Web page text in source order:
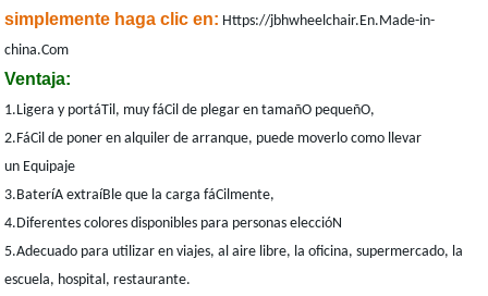
simplemente haga clic en: Https://jbhwheelchair.En.Made-in-
china.Com
Ventaja:
1.Ligera y portáTil, muy fáCil de plegar en tamañO pequeñO,
2.FáCil de poner en alquiler de arranque, puede moverlo como llevar
un Equipaje
3.BateríA extraíBle que la carga fáCilmente,
4.Diferentes colores disponibles para personas eleccióN
5.Adecuado para utilizar en viajes, al aire libre, la oficina, supermercado, la
escuela, hospital, restaurante.